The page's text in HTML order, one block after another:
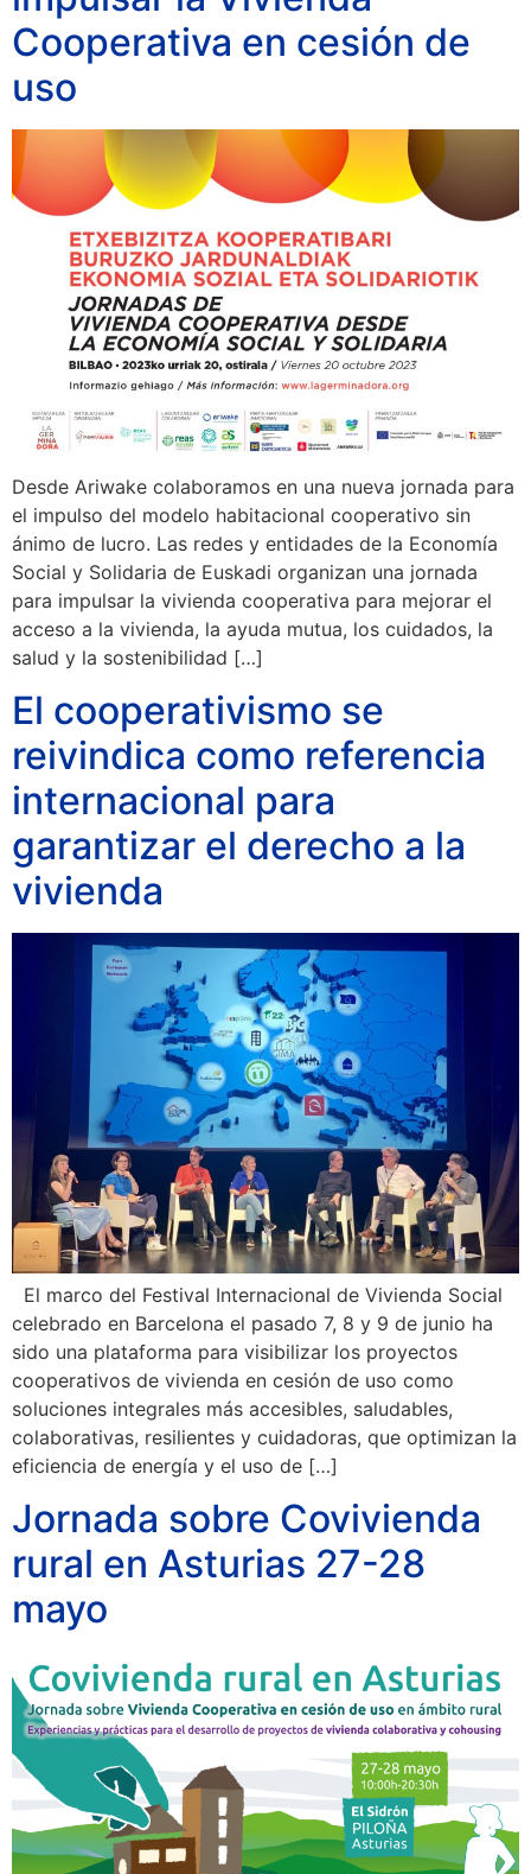
Cooperativa en cesión de
uso
Desde Ariwake colaboramos en una nueva jornada para
el impulso del modelo habitacional cooperativo sin
ánimo de lucro. Las redes y entidades de la Economía
Social y Solidaria de Euskadi organizan una jornada
para impulsar la vivienda cooperativa para mejorar el
acceso a la vivienda, la ayuda mutua, los cuidados, la
salud y la sostenibilidad […]
El cooperativismo se
reivindica como referencia
internacional para
garantizar el derecho a la
vivienda
El marco del Festival Internacional de Vivienda Social
celebrado en Barcelona el pasado 7, 8 y 9 de junio ha
sido una plataforma para visibilizar los proyectos
cooperativos de vivienda en cesión de uso como
soluciones integrales más accesibles, saludables,
colaborativas, resilientes y cuidadoras, que optimizan la
eficiencia de energía y el uso de […]
Jornada sobre Covivienda
rural en Asturias 27-28
mayo